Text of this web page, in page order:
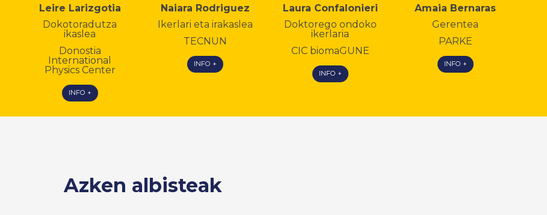
Leire Larizgotia
Dokotoradutza
ikaslea
Donostia
International
Physics Center
INFO +
Naiara Rodriguez
Ikerlari eta irakaslea
TECNUN
INFO +
Laura Confalonieri
Doktorego ondoko
ikerlaria
CIC biomaGUNE
INFO +
Amaia Bernaras
Gerentea
PARKE
INFO +
Azken albisteak